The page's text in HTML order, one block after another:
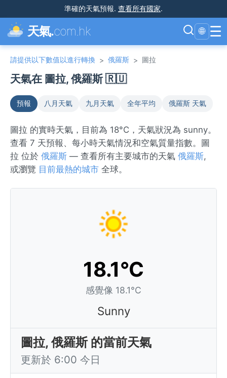
準確的天氣預報. 查看所有國家.
天氣.com.hk 🌐 ☰
請提供以下數值以進行轉換 > 俄羅斯 > 圖拉
天氣在 圖拉, 俄羅斯 🇷🇺
預報 八月天氣 九月天氣 全年平均 俄羅斯 天氣
圖拉 的實時天氣，目前為 18°C，天氣狀況為 sunny。
查看 7 天預報、每小時天氣情況和空氣質量指數。圖
拉 位於 俄羅斯 — 查看所有主要城市的天氣 俄羅斯,
或瀏覽 目前最熱的城市 全球。
18.1°C
感覺像 18.1°C
Sunny
圖拉, 俄羅斯 的當前天氣
更新於 6:00 今日